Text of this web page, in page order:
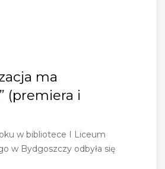
ma
(premiera i
w bibliotece I Liceum
w Bydgoszczy odbyła się